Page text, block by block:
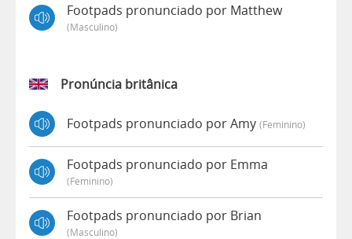
Footpads pronunciado por Matthew
(masculino)
Pronúncia britânica
Footpads pronunciado por Amy (feminino)
Footpads pronunciado por Emma
(feminino)
Footpads pronunciado por Brian
(masculino)